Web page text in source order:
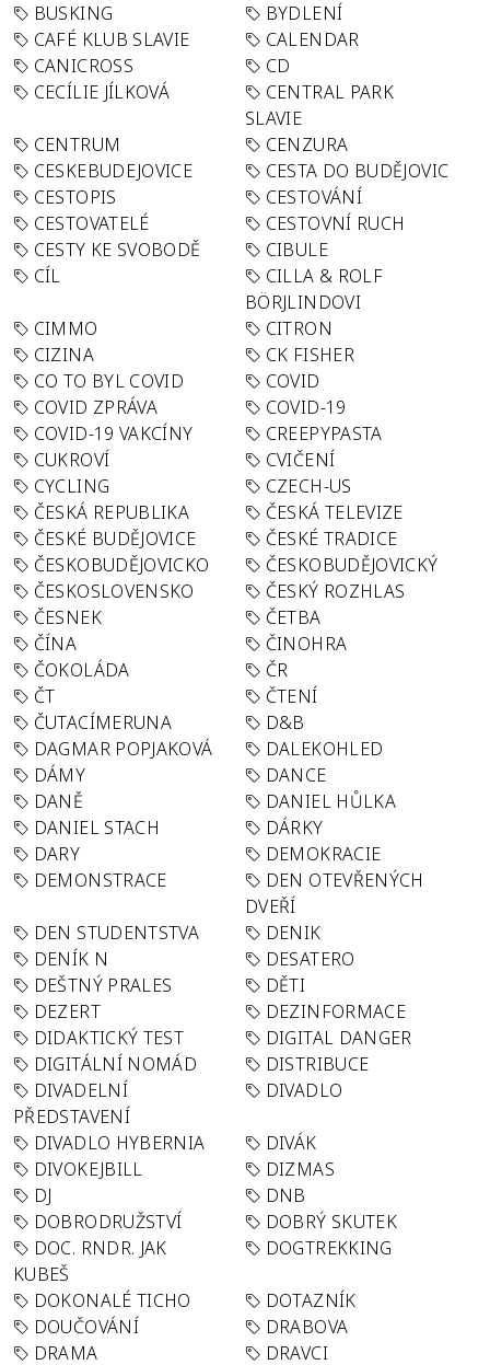
BUSKING
BYDLENÍ
CAFÉ KLUB SLAVIE
CALENDAR
CANICROSS
CD
CECÍLIE JÍLKOVÁ
CENTRAL PARK
SLAVIE
CENTRUM
CENZURA
CESKEBUDEJOVICE
CESTA DO BUDĚJOVIC
CESTOPIS
CESTOVÁNÍ
CESTOVATELÉ
CESTOVNÍ RUCH
CESTY KE SVOBODĚ
CIBULE
CÍL
CILLA & ROLF
BÖRJLINDOVI
CIMMO
CITRON
CIZINA
CK FISHER
CO TO BYL COVID
COVID
COVID ZPRÁVA
COVID-19
COVID-19 VAKCÍNY
CREEPYPASTA
CUKROVÍ
CVIČENÍ
CYCLING
CZECH-US
ČESKÁ REPUBLIKA
ČESKÁ TELEVIZE
ČESKÉ BUDĚJOVICE
ČESKÉ TRADICE
ČESKOBUDĚJOVICKO
ČESKOBUDĚJOVICKÝ
ČESKOSLOVENSKO
ČESKÝ ROZHLAS
ČESNEK
ČETBA
ČÍNA
ČINOHRA
ČOKOLÁDA
ČR
ČT
ČTENÍ
ČUTACÍMERUNA
D&B
DAGMAR POPJAKOVÁ
DALEKOHLED
DÁMY
DANCE
DANĚ
DANIEL HŮLKA
DANIEL STACH
DÁRKY
DARY
DEMOKRACIE
DEMONSTRACE
DEN OTEVŘENÝCH
DVEŘÍ
DEN STUDENTSTVA
DENIK
DENÍK N
DESATERO
DEŠTNÝ PRALES
DĚTI
DEZERT
DEZINFORMACE
DIDAKTICKÝ TEST
DIGITAL DANGER
DIGITÁLNÍ NOMÁD
DISTRIBUCE
DIVADELNÍ
PŘEDSTAVENÍ
DIVADLO
DIVADLO HYBERNIA
DIVÁK
DIVOKEJBILL
DIZMAS
DJ
DNB
DOBRODRUŽSTVÍ
DOBRÝ SKUTEK
DOC. RNDR. JAK
KUBEŠ
DOGTREKKING
DOKONALÉ TICHO
DOTAZNÍK
DOUČOVÁNÍ
DRABOVA
DRAMA
DRAVCI